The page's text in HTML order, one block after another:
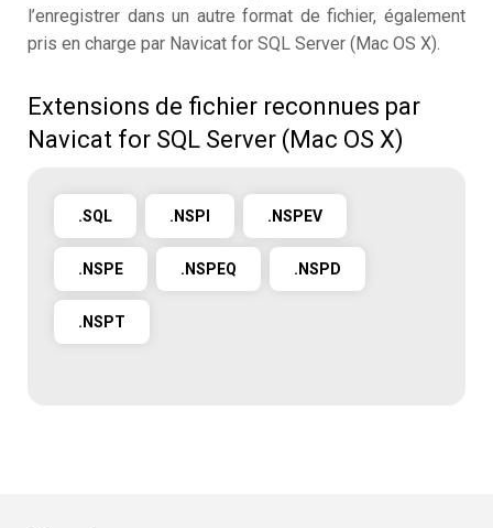
l’enregistrer dans un autre format de fichier, également
pris en charge par Navicat for SQL Server (Mac OS X).
Extensions de fichier reconnues par
Navicat for SQL Server (Mac OS X)
.SQL .NSPI .NSPEV
.NSPE .NSPEQ .NSPD
.NSPT